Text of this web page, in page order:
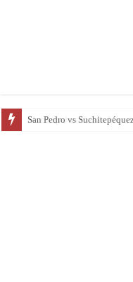
San Pedro vs